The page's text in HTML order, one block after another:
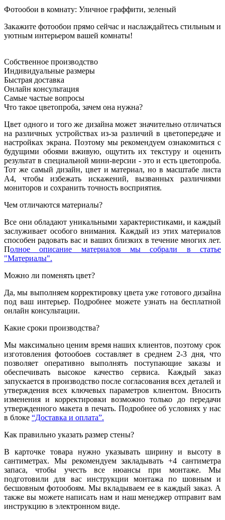
Фотообои в комнату: Уличное граффити, зеленый
Закажите фотообои прямо сейчас и наслаждайтесь стильным и
уютным интерьером вашей комнаты!
Собственное производство
Индивидуальные размеры
Быстрая доставка
Онлайн консультация
Самые частые вопросы
Что такое цветопроба, зачем она нужна?
Цвет одного и того же дизайна может значительно отличаться
на различных устройствах из-за различий в цветопередаче и
настройках экрана. Поэтому мы рекомендуем ознакомиться с
будущими обоями вживую, ощутить их текстуру и оценить
результат в специальной мини-версии - это и есть цветопроба.
Тот же самый дизайн, цвет и материал, но в масштабе листа
А4, чтобы избежать искажений, вызванных различиями
мониторов и сохранить точность восприятия.
Чем отличаются материалы?
Все они обладают уникальными характеристиками, и каждый
заслуживает особого внимания. Каждый из этих материалов
способен радовать вас и ваших близких в течение многих лет.
Полное описание материалов мы собрали в статье
"Материалы".
Можно ли поменять цвет?
Да, мы выполняем корректировку цвета уже готового дизайна
под ваш интерьер. Подробнее можете узнать на бесплатной
онлайн консультации.
Какие сроки производства?
Мы максимально ценим время наших клиентов, поэтому срок
изготовления фотообоев составляет в среднем 2-3 дня, что
позволяет оперативно выполнять поступающие заказы и
обеспечивать высокое качество сервиса. Каждый заказ
запускается в производство после согласования всех деталей и
утверждения всех ключевых параметров клиентом. Вносить
изменения и корректировки возможно только до передачи
утвержденного макета в печать. Подробнее об условиях у нас
в блоке “Доставка и оплата”.
Как правильно указать размер стены?
В карточке товара нужно указывать ширину и высоту в
сантиметрах. Мы рекомендуем закладывать +4 сантиметра
запаса, чтобы учесть все нюансы при монтаже. Мы
подготовили для вас инструкции монтажа по шовным и
бесшовным фотообоям. Мы вкладываем ее в каждый заказ. А
также вы можете написать нам и наш менеджер отправит вам
инструкцию в электронном виде.